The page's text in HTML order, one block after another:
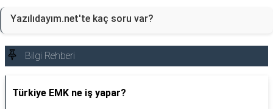
Yazılıdayım.net'te kaç soru var?
Bilgi Rehberi
Türkiye EMK ne iş yapar?